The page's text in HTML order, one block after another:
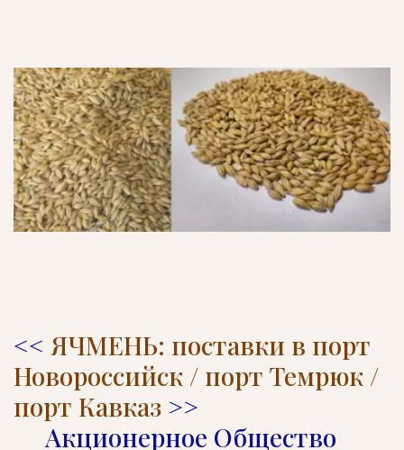
<< ЯЧМЕНЬ: поставки в порт
Новороссийск / порт Темрюк /
порт Кавказ >>